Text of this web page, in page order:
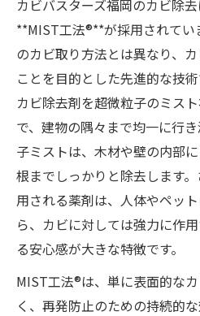
カビバスターズ福岡のカビ除
**MIST工法®**が採用されてい
のカビ取り方法とは異なり、
ことを目的とした先進的な技
カビ除去剤を超微粒子のミス
で、建物の隅々まで均一に行
子ミストは、木材や壁の内部
根までしっかりと除去します
用される薬剤は、人体やペッ
ら、カビに対しては強力に作
る安心感が大きな特徴です。
MIST工法®は、単に表面的な
く、再発防止のための持続的